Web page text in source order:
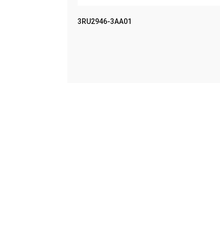
3RU2946-3AA01